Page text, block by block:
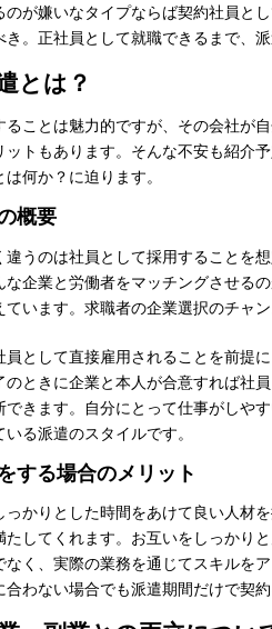
のが嫌いなタイプならば契約社員と
き。正社員として就職できるまで、
とは？
ることは魅力的ですが、その会社が
ットもあります。そんな不安も紹介
何か？に迫ります。
概要
違うのは社員として採用することを
な企業と労働者をマッチングさせる
います。求職者の企業選択のチャ
員として直接雇用されることを前提
のときに企業と本人が合意すれば社
できます。自分にとって仕事がしや
る派遣のスタイルです。
する場合のメリット
っかりとした時間をあけて良い人材
してくれます。お互いをしっかり
なく、実際の業務を通じてスキルを
わない場合でも派遣期間だけで契約